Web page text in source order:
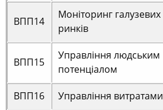
ВПП14
Моніторинг галузевих
ринків
ВПП15
Управління людським
потенціалом
ВПП16 Управління витратами